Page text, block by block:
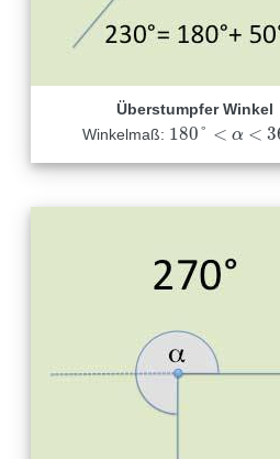
Überstumpfer Winkel
Winkelmaß: 180° < α <
180°< α< 360°